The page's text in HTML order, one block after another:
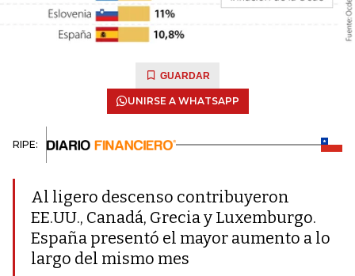
GUARDAR
UNIRSE A WHATSAPP
RIPE:
Al ligero descenso contribuyeron
EE.UU., Canadá, Grecia y Luxemburgo.
España presentó el mayor aumento a lo
largo del mismo mes